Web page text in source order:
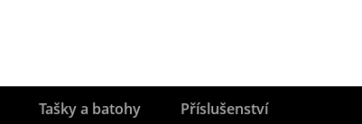
Tašky a batohy Příslušenství